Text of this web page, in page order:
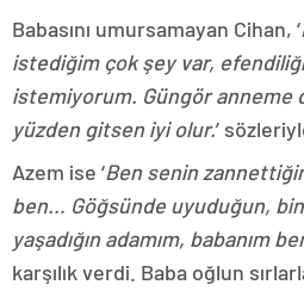
Babasını umursamayan Cihan, ‘
istediğim çok şey var,
istemiyorum. Güngör anneme
yüzden gitsen iyi olur.’
Azem ise ‘Ben senin
ben… Göğsünde uyuduğun,
yaşadığın adamım, babanım
karşılık verdi. Baba oğlun